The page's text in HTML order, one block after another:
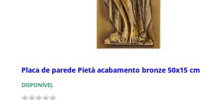
Placa de parede Pietà acabamento bronze 50x15 cm
DISPONÍVEL